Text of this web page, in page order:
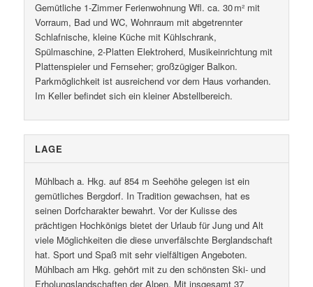
Gemütliche 1-Zimmer Ferienwohnung Wfl. ca. 30 m² mit
Vorraum, Bad und WC, Wohnraum mit abgetrennter
Schlafnische, kleine Küche mit Kühlschrank,
Spülmaschine, 2-Platten Elektroherd, Musikeinrichtung mit
Plattenspieler und Fernseher; großzügiger Balkon.
Parkmöglichkeit ist ausreichend vor dem Haus vorhanden.
Im Keller befindet sich ein kleiner Abstellbereich.
LAGE
Mühlbach a. Hkg. auf 854 m Seehöhe gelegen ist ein
gemütliches Bergdorf. In Tradition gewachsen, hat es
seinen Dorfcharakter bewahrt. Vor der Kulisse des
prächtigen Hochkönigs bietet der Urlaub für Jung und Alt
viele Möglichkeiten die diese unverfälschte Berglandschaft
hat. Sport und Spaß mit sehr vielfältigen Angeboten.
Mühlbach am Hkg. gehört mit zu den schönsten Ski- und
Erholungslandschaften der Alpen. Mit insgesamt 37